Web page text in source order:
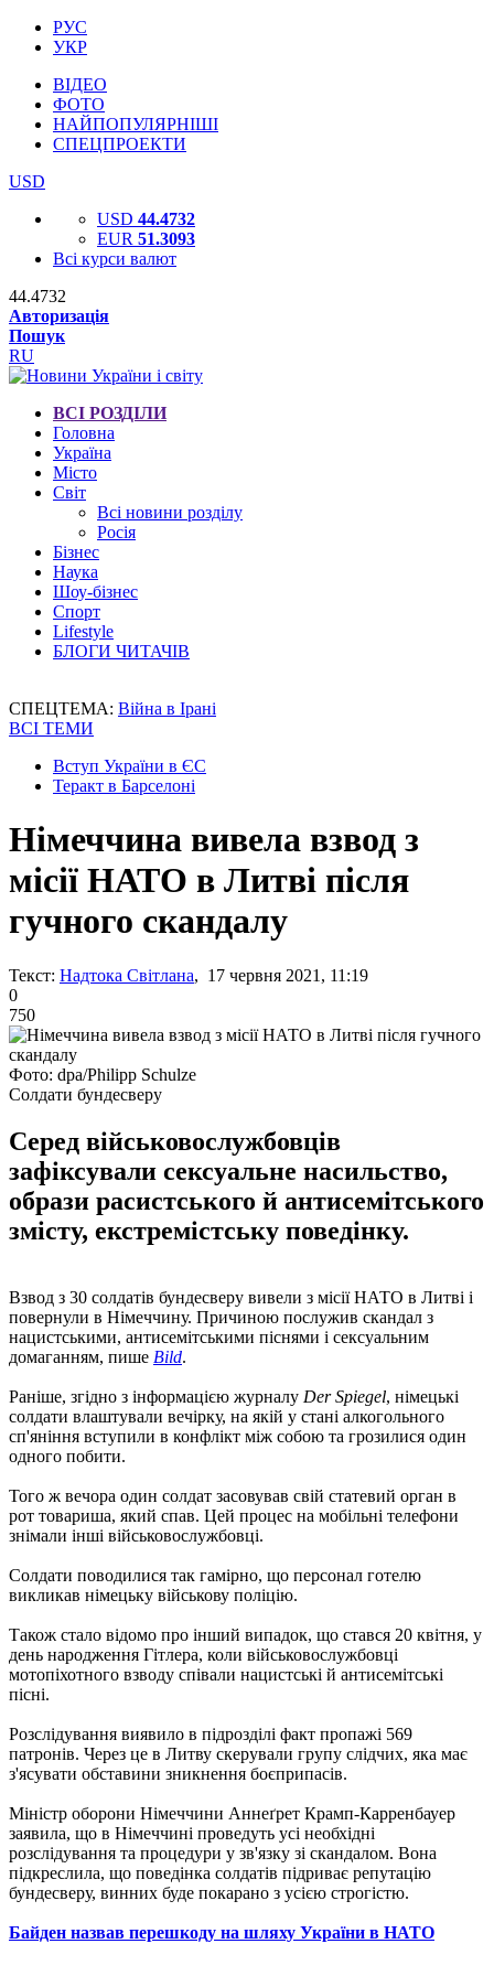
РУС
УКР
ВІДЕО
ФОТО
НАЙПОПУЛЯРНІШІ
СПЕЦПРОЕКТИ
USD
USD 44.4732
EUR 51.3093
Всі курси валют
44.4732
Авторизація
Пошук
RU
ВСІ РОЗДІЛИ
Головна
Україна
Місто
Світ
Всі новини розділу
Росія
Бізнес
Наука
Шоу-бізнес
Спорт
Lifestyle
БЛОГИ ЧИТАЧІВ
СПЕЦТЕМА: Війна в Ірані
ВСІ ТЕМИ
Вступ України в ЄС
Теракт в Барселоні
Німеччина вивела взвод з
місії НАТО в Литві після
гучного скандалу
Текст: Надтока Світлана, 17 червня 2021, 11:19
0
750
Фото: dpa/Philipp Schulze
Солдати бундесверу
Серед військовослужбовців
зафіксували сексуальне насильство,
образи расистського й антисемітського
змісту, екстремістську поведінку.
Взвод з 30 солдатів бундесверу вивели з місії НАТО в Литві і
повернули в Німеччину. Причиною послужив скандал з
нацистськими, антисемітськими піснями і сексуальним
домаганням, пише Bild.
Раніше, згідно з інформацією журналу Der Spiegel, німецькі
солдати влаштували вечірку, на якій у стані алкогольного
сп'яніння вступили в конфлікт між собою та грозилися один
одного побити.
Того ж вечора один солдат засовував свій статевий орган в
рот товариша, який спав. Цей процес на мобільні телефони
знімали інші військовослужбовці.
Солдати поводилися так гамірно, що персонал готелю
викликав німецьку військову поліцію.
Також стало відомо про інший випадок, що стався 20 квітня, у
день народження Гітлера, коли військовослужбовці
мотопіхотного взводу співали нацистські й антисемітські
пісні.
Розслідування виявило в підрозділі факт пропажі 569
патронів. Через це в Литву скерували ​​групу слідчих, яка має
з'ясувати обставини зникнення боєприпасів.
Міністр оборони Німеччини Аннеґрет Крамп-Карренбауер
заявила, що в Німеччині проведуть усі необхідні
розслідування та процедури у зв'язку зі скандалом. Вона
підкреслила, що поведінка солдатів підриває репутацію
бундесверу, винних буде покарано з усією строгістю.
Байден назвав перешкоду на шляху України в НАТО